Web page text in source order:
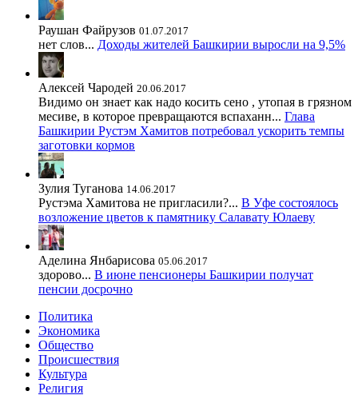
Раушан Файрузов 01.07.2017
нет слов... Доходы жителей Башкирии выросли на 9,5%
Алексей Чародей 20.06.2017
Видимо он знает как надо косить сено , утопая в грязном
месиве, в которое превращаются вспаханн... Глава
Башкирии Рустэм Хамитов потребовал ускорить темпы
заготовки кормов
Зулия Туганова 14.06.2017
Рустэма Хамитова не пригласили?... В Уфе состоялось
возложение цветов к памятнику Салавату Юлаеву
Аделина Янбарисова 05.06.2017
здорово... В июне пенсионеры Башкирии получат
пенсии досрочно
Политика
Экономика
Общество
Происшествия
Культура
Религия